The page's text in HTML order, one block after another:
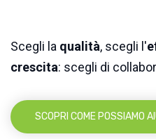
Scegli la qualità, scegli l'
crescita: scegli di
SCOPRI COME POSSIAMO